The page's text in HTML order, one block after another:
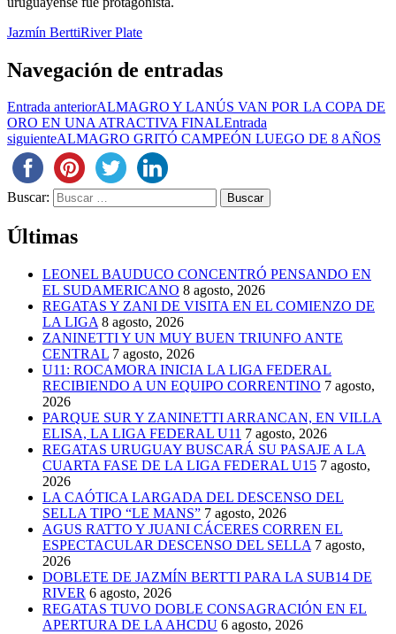
Jazmín BerttiRiver Plate
Navegación de entradas
Entrada anteriorALMAGRO Y LANÚS VAN POR LA COPA DE
ORO EN UNA ATRACTIVA FINALEntrada
siguienteALMAGRO GRITÓ CAMPEÓN LUEGO DE 8 AÑOS
Buscar:
Últimas
LEONEL BAUDUCO CONCENTRÓ PENSANDO EN
EL SUDAMERICANO 8 agosto, 2026
REGATAS Y ZANI DE VISITA EN EL COMIENZO DE
LA LIGA 8 agosto, 2026
ZANINETTI Y UN MUY BUEN TRIUNFO ANTE
CENTRAL 7 agosto, 2026
U11: ROCAMORA INICIA LA LIGA FEDERAL
RECIBIENDO A UN EQUIPO CORRENTINO 7 agosto,
2026
PARQUE SUR Y ZANINETTI ARRANCAN, EN VILLA
ELISA, LA LIGA FEDERAL U11 7 agosto, 2026
REGATAS URUGUAY BUSCARÁ SU PASAJE A LA
CUARTA FASE DE LA LIGA FEDERAL U15 7 agosto,
2026
LA CAÓTICA LARGADA DEL DESCENSO DEL
SELLA TIPO “LE MANS” 7 agosto, 2026
AGUS RATTO Y JUANI CÁCERES CORREN EL
ESPECTACULAR DESCENSO DEL SELLA 7 agosto,
2026
DOBLETE DE JAZMÍN BERTTI PARA LA SUB14 DE
RIVER 6 agosto, 2026
REGATAS TUVO DOBLE CONSAGRACIÓN EN EL
APERTURA DE LA AHCDU 6 agosto, 2026